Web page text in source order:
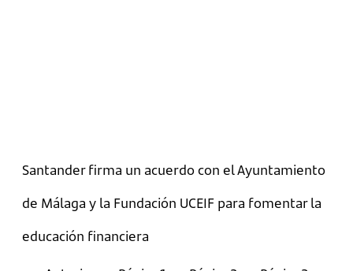
Santander firma un acuerdo con el Ayuntamiento
de Málaga y la Fundación UCEIF para fomentar la
educación financiera